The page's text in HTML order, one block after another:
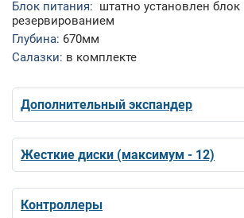
Блок питания: штатно установлен блок
резервированием
Глубина: 670мм
Салазки: в комплекте
Дополнительный экспандер
Жесткие диски (максимум - 12)
Контроллеры